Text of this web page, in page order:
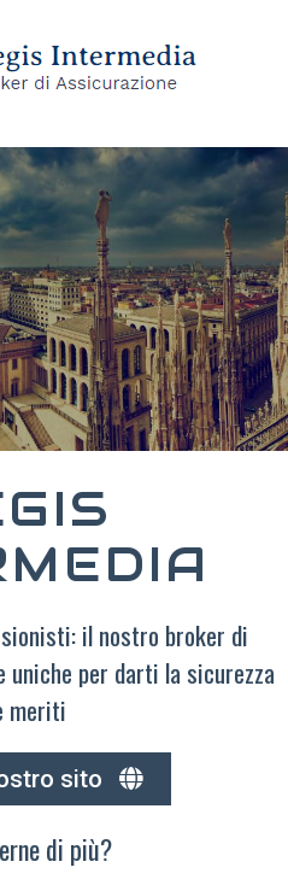
il nostro broker di
per darti la sicurezza
meriti
sito
di più?